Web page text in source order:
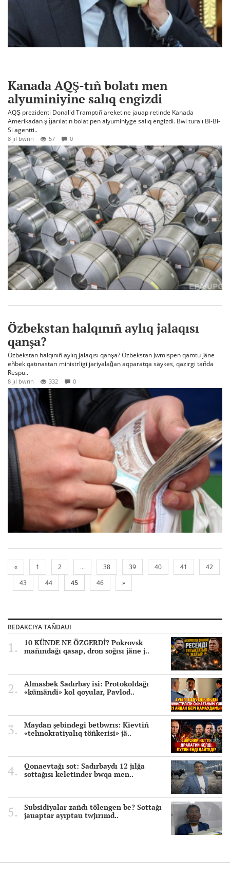
Kanada AQŞ-tıñ bolatı men
alyuminiyine salıq engizdi
AQŞ prezidenti Donal'd Tramptıñ äreketine jauap retinde Kanada
Amerikadan şığarılatın bolat pen alyuminiyge salıq engizdi. Bwl turalı Bi-Bi-
Si agentti..
8 jıl bwrın 57 0
Özbekstan halqınıñ aylıq jalaqısı
qanşa?
Özbekstan halqınıñ aylıq jalaqısı qanşa? Özbekstan Jwmıspen qamtu jäne
eñbek qatınastarı ministrligi jariyalağan aqparatqa säykes, qazirgi tañda
Respu..
8 jıl bwrın 332 0
« 1 2 ... 38 39 40 41
42
43
44 45 46 »
REDAKCIYA TAÑDAUI
10 KÜNDE NE ÖZGERDİ? Pokrovsk
mañındağı qasap, dron soğısı jäne j..
Almasbek Sadırbay isi: Protokoldağı
«kümändi» kol qoyular, Pavlod..
Maydan şebindegi betbwrıs: Kievtiñ
«tehnokratiyalıq töñkerisi» jä..
Qonaevtağı sot: Sadırbaydı 12 jılğa
sottağısı keletinder bwqa men..
Subsidiyalar zañdı tölengen be? Sottağı
jauaptar ayıptau twjırımd..